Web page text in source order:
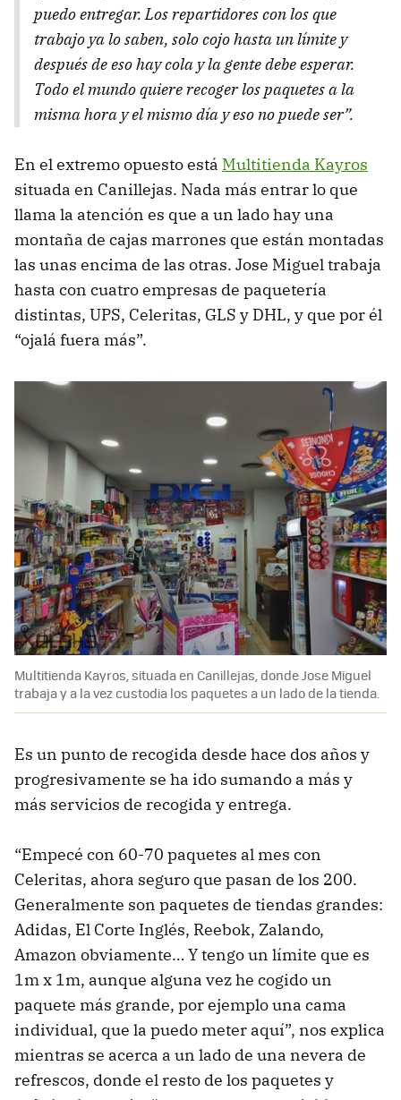
puedo entregar. Los repartidores con los que
trabajo ya lo saben, solo cojo hasta un límite y
después de eso hay cola y la gente debe esperar.
Todo el mundo quiere recoger los paquetes a la
misma hora y el mismo día y eso no puede ser”.
En el extremo opuesto está Multitienda Kayros
situada en Canillejas. Nada más entrar lo que
llama la atención es que a un lado hay una
montaña de cajas marrones que están montadas
las unas encima de las otras. Jose Miguel trabaja
hasta con cuatro empresas de paquetería
distintas, UPS, Celeritas, GLS y DHL, y que por él
“ojalá fuera más”.
Multitienda Kayros, situada en Canillejas, donde Jose Miguel
trabaja y a la vez custodia los paquetes a un lado de la tienda.
Es un punto de recogida desde hace dos años y
progresivamente se ha ido sumando a más y
más servicios de recogida y entrega.
“Empecé con 60-70 paquetes al mes con
Celeritas, ahora seguro que pasan de los 200.
Generalmente son paquetes de tiendas grandes:
Adidas, El Corte Inglés, Reebok, Zalando,
Amazon obviamente… Y tengo un límite que es
1m x 1m, aunque alguna vez he cogido un
paquete más grande, por ejemplo una cama
individual, que la puedo meter aquí”, nos explica
mientras se acerca a un lado de una nevera de
refrescos, donde el resto de los paquetes y